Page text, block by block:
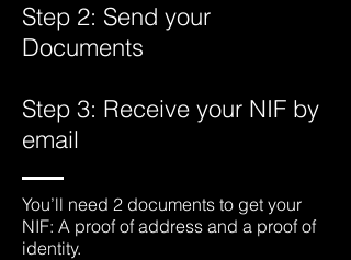
Step 2: Send your
Documents
Step 3: Receive your NIF by
email
You’ll need 2 documents to get your
NIF: A proof of address and a proof of
identity.